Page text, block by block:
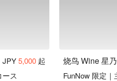
JPY5,000 起
ス
烧鸟 Wine 星乃